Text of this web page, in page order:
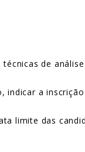
de
a
limite das